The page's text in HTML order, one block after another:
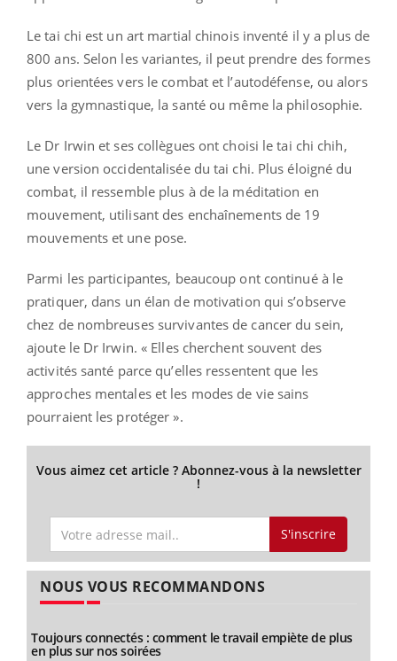
Le tai chi est un art martial chinois inventé il y a plus de
800 ans. Selon les variantes, il peut prendre des formes
plus orientées vers le combat et l’autodéfense, ou alors
vers la gymnastique, la santé ou même la philosophie.
Le Dr Irwin et ses collègues ont choisi le tai chi chih,
une version occidentalisée du tai chi. Plus éloigné du
combat, il ressemble plus à de la méditation en
mouvement, utilisant des enchaînements de 19
mouvements et une pose.
Parmi les participantes, beaucoup ont continué à le
pratiquer, dans un élan de motivation qui s’observe
chez de nombreuses survivantes de cancer du sein,
ajoute le Dr Irwin. « Elles cherchent souvent des
activités santé parce qu’elles ressentent que les
approches mentales et les modes de vie sains
pourraient les protéger ».
Vous aimez cet article ? Abonnez-vous à la newsletter
!
S'inscrire
NOUS VOUS RECOMMANDONS
Toujours connectés : comment le travail empiète de plus
en plus sur nos soirées